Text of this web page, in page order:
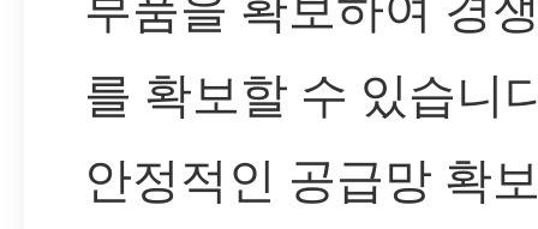
를 확보할 수 있습니
안정적인 공급망 확